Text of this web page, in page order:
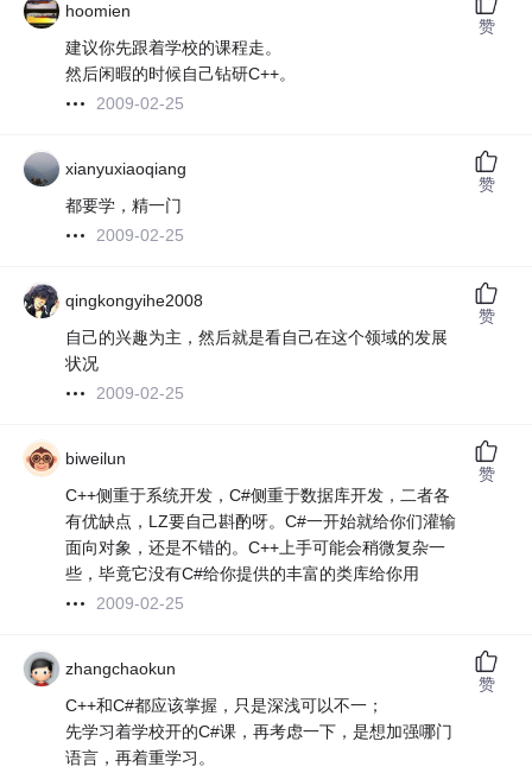
hoomien
建议你先跟着学校的课程走。
然后闲暇的时候自己钻研C++。
2009-02-25
赞
xianyuxiaoqiang
都要学，精一门
2009-02-25
赞
qingkongyihe2008
自己的兴趣为主，然后就是看自己在这个领域的发展
状况
2009-02-25
赞
biweilun
C++侧重于系统开发，C#侧重于数据库开发，二者各
有优缺点，LZ要自己斟酌呀。C#一开始就给你们灌输
面向对象，还是不错的。C++上手可能会稍微复杂一
些，毕竟它没有C#给你提供的丰富的类库给你用
2009-02-25
赞
zhangchaokun
C++和C#都应该掌握，只是深浅可以不一；
先学习着学校开的C#课，再考虑一下，是想加强哪门
语言，再着重学习。
赞